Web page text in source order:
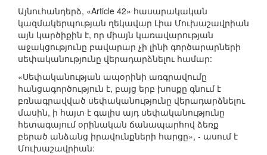
Այնուհանդերձ, «Article 42» հասարակական
կազմակերպության ղեկավար Լիա Մուխաշավրիան
այն կարծիքին է, որ միայն կառավարության
աջակցությունը բավարար չի լինի գործարարների
սեփականությունը վերադարձնելու համար:
«Սեփականության ապօրինի առգրավումը
հանցագործություն է, բայց երբ խոսքը գնում է
բռնագրավված սեփականությունը վերադարձնելու
մասին, ի հայտ է գալիս այդ սեփականությունը
հետագայում օրինական ճանապարհով ձեռք
բերած անձանց իրավունքների հարցը», - ասում է
Մուխաշավրիան: